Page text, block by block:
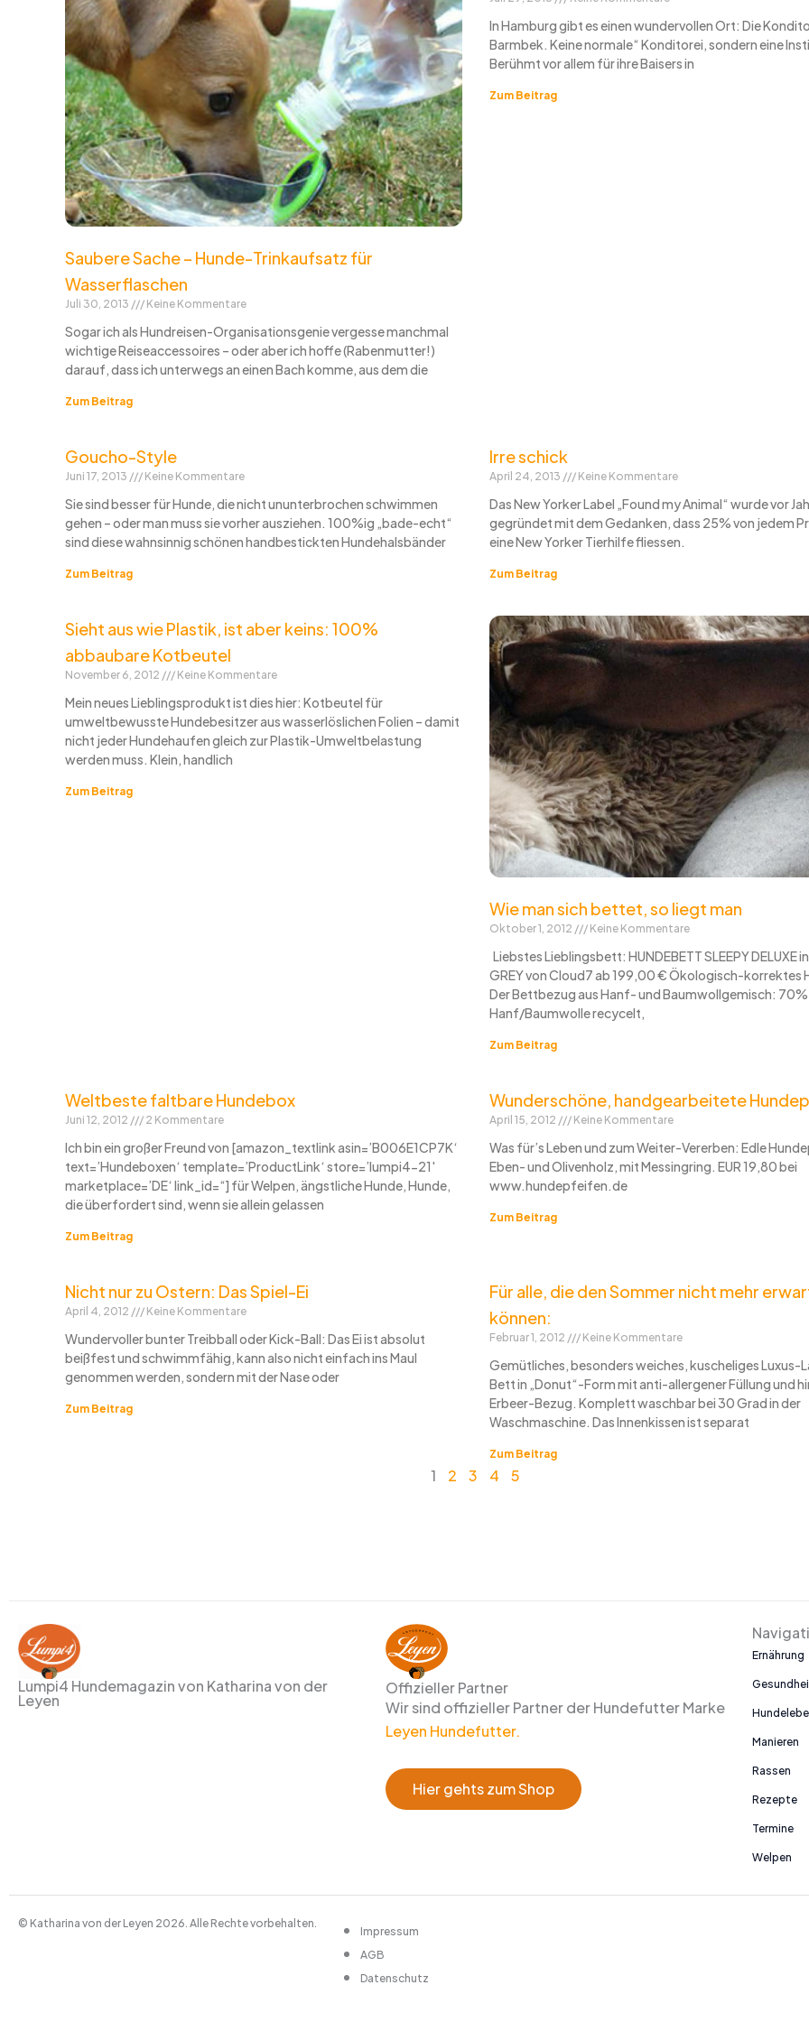
Saubere Sache – Hunde-Trinkaufsatz für
Wasserflaschen
Juli 30, 2013 Keine Kommentare
Sogar ich als Hundreisen-Organisationsgenie vergesse manchmal
wichtige Reiseaccessoires – oder aber ich hoffe (Rabenmutter!)
darauf, dass ich unterwegs an einen Bach komme, aus dem die
Zum Beitrag
In Hamburg gibt es einen wundervollen Ort: Die
Barmbek. Keine normale“ Konditorei, sondern eine
Berühmt vor allem für ihre Baisers in
Zum Beitrag
Goucho-Style
Juni 17, 2013 Keine Kommentare
Sie sind besser für Hunde, die nicht ununterbrochen schwimmen
gehen – oder man muss sie vorher ausziehen. 100%ig „bade-echt“
sind diese wahnsinnig schönen handbestickten Hundehalsbänder
Zum Beitrag
Irre schick
April 24, 2013 Keine Kommentare
Das New Yorker Label „Found my Animal“ wurde vor
gegründet mit dem Gedanken, dass 25% von jedem
eine New Yorker Tierhilfe fliessen.
Zum Beitrag
Sieht aus wie Plastik, ist aber keins: 100%
abbaubare Kotbeutel
November 6, 2012 Keine Kommentare
Mein neues Lieblingsprodukt ist dies hier: Kotbeutel für
umweltbewusste Hundebesitzer aus wasserlöslichen Folien – damit
nicht jeder Hundehaufen gleich zur Plastik-Umweltbelastung
werden muss. Klein, handlich
Zum Beitrag
Wie man sich bettet, so liegt man
Oktober 1, 2012 Keine Kommentare
Liebstes Lieblingsbett: HUNDEBETT SLEEPY DELUXE
GREY von Cloud7 ab 199,00 € Ökologisch-korrektes
Der Bettbezug aus Hanf- und Baumwollgemisch: 70%
Hanf/Baumwolle recycelt,
Zum Beitrag
Weltbeste faltbare Hundebox
Juni 12, 2012 2 Kommentare
Ich bin ein großer Freund von [amazon_textlink asin=’B006E1CP7K‘
text=’Hundeboxen‘ template=’ProductLink‘ store=’lumpi4-21′
marketplace=’DE‘ link_id=“] für Welpen, ängstliche Hunde, Hunde,
die überfordert sind, wenn sie allein gelassen
Zum Beitrag
Wunderschöne, handgearbeitete
April 15, 2012 Keine Kommentare
Was für’s Leben und zum Weiter-Vererben: Edle
Eben- und Olivenholz, mit Messingring. EUR 19,80 bei
www.hundepfeifen.de
Zum Beitrag
Nicht nur zu Ostern: Das Spiel-Ei
April 4, 2012 Keine Kommentare
Wundervoller bunter Treibball oder Kick-Ball: Das Ei ist absolut
beißfest und schwimmfähig, kann also nicht einfach ins Maul
genommen werden, sondern mit der Nase oder
Zum Beitrag
Für alle, die den Sommer nicht mehr
können:
Februar 1, 2012 Keine Kommentare
Gemütliches, besonders weiches, kuscheliges Luxus-
Bett in „Donut“-Form mit anti-allergener Füllung und
Erbeer-Bezug. Komplett waschbar bei 30 Grad in der
Waschmaschine. Das Innenkissen ist separat
Zum Beitrag
1 2 3 4 5
Lumpi4 Hundemagazin von Katharina von der
Leyen
Offizieller Partner
Wir sind offizieller Partner der Hundefutter Marke
Leyen Hundefutter.
Hier gehts zum Shop
Ernährung
Manieren
Rassen
Rezepte
Termine
Welpen
© Katharina von der Leyen 2026. Alle Rechte vorbehalten.
Impressum
AGB
Datenschutz